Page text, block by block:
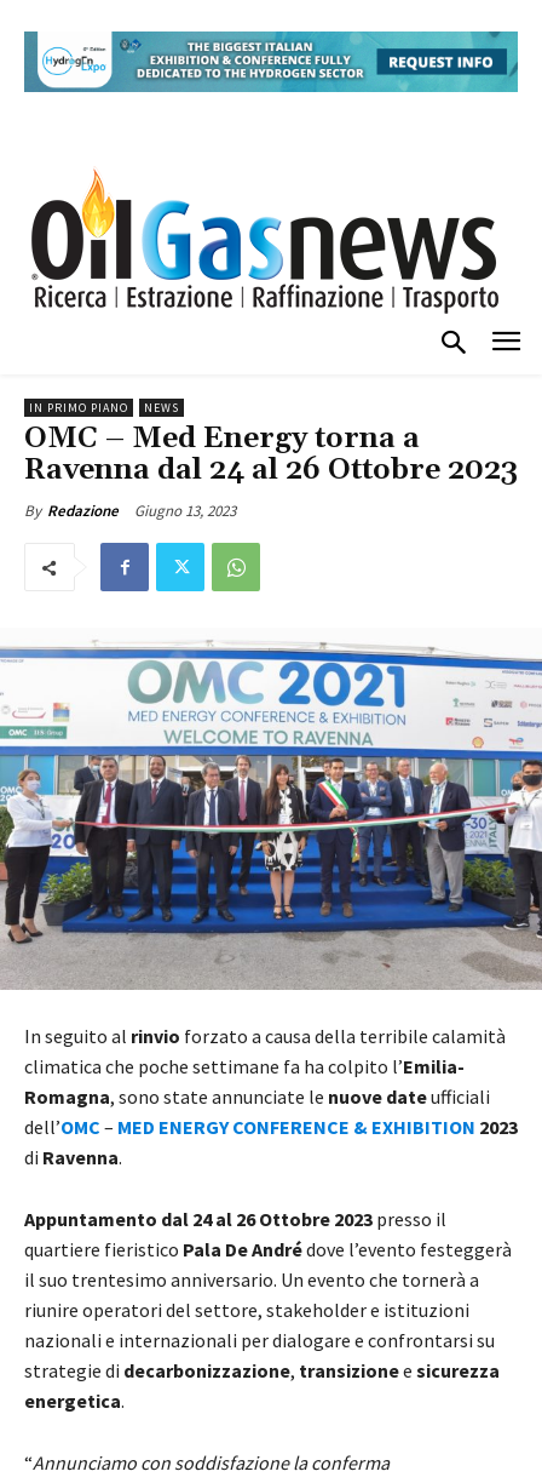
IN PRIMO PIANO NEWS
OMC – Med Energy torna a
Ravenna dal 24 al 26 Ottobre 2023
By Redazione Giugno 13, 2023
In seguito al rinvio forzato a causa della terribile calamità
climatica che poche settimane fa ha colpito l’Emilia-
Romagna, sono state annunciate le nuove dateufficiali
dell’OMC – MED ENERGY CONFERENCE & EXHIBITION 2023
di Ravenna.
Appuntamento dal 24 al 26 Ottobre 2023 presso il
quartiere fieristico Pala De Andrédove l’evento festeggerà
il suo trentesimo anniversario. Un evento che tornerà a
riunire operatori del settore, stakeholder e istituzioni
nazionali e internazionali per dialogare e confrontarsi su
strategie di decarbonizzazione, transizionee sicurezza
energetica.
“Annunciamo con soddisfazione la conferma